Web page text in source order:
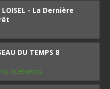
LOISEL - La Dernière
DU TEMPS 8
Scénarios